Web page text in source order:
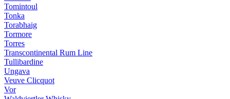
Tomintoul
Tonka
Torabhaig
Tormore
Torres
Transcontinental Rum Line
Tullibardine
Ungava
Veuve Clicquot
Vor